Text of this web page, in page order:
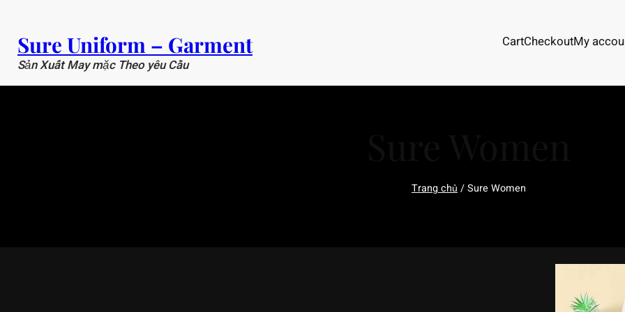
phầnSure Uniform – Garment
Sản Xuất May mặc Theo yêu Cầu
CartCheckoutMy
Trang chủ/ Sure Women